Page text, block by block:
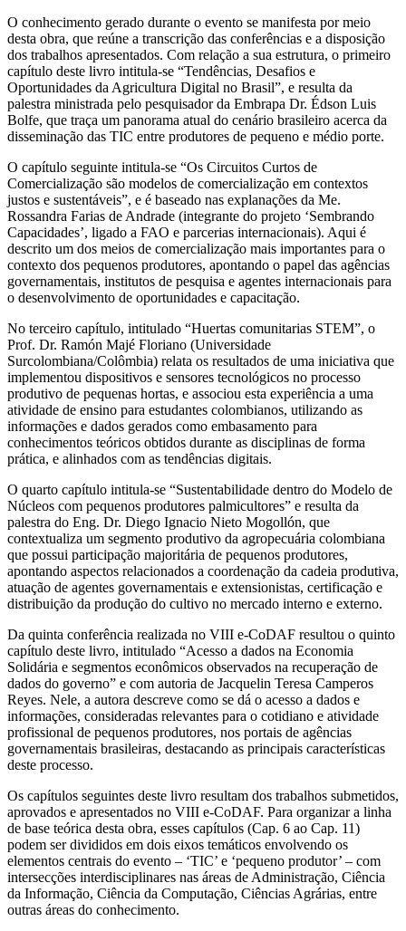
O conhecimento gerado durante o evento se manifesta por meio
desta obra, que reúne a transcrição das conferências e a disposição
dos trabalhos apresentados. Com relação a sua estrutura, o primeiro
capítulo deste livro intitula-se “Tendências, Desafios e
Oportunidades da Agricultura Digital no Brasil”, e resulta da
palestra ministrada pelo pesquisador da Embrapa Dr. Édson Luis
Bolfe, que traça um panorama atual do cenário brasileiro acerca da
disseminação das TIC entre produtores de pequeno e médio porte.
O capítulo seguinte intitula-se “Os Circuitos Curtos de
Comercialização são modelos de comercialização em contextos
justos e sustentáveis”, e é baseado nas explanações da Me.
Rossandra Farias de Andrade (integrante do projeto ‘Sembrando
Capacidades’, ligado a FAO e parcerias internacionais). Aqui é
descrito um dos meios de comercialização mais importantes para o
contexto dos pequenos produtores, apontando o papel das agências
governamentais, institutos de pesquisa e agentes internacionais para
o desenvolvimento de oportunidades e capacitação.
No terceiro capítulo, intitulado “Huertas comunitarias STEM”, o
Prof. Dr. Ramón Majé Floriano (Universidade
Surcolombiana/Colômbia) relata os resultados de uma iniciativa que
implementou dispositivos e sensores tecnológicos no processo
produtivo de pequenas hortas, e associou esta experiência a uma
atividade de ensino para estudantes colombianos, utilizando as
informações e dados gerados como embasamento para
conhecimentos teóricos obtidos durante as disciplinas de forma
prática, e alinhados com as tendências digitais.
O quarto capítulo intitula-se “Sustentabilidade dentro do Modelo de
Núcleos com pequenos produtores palmicultores” e resulta da
palestra do Eng. Dr. Diego Ignacio Nieto Mogollón, que
contextualiza um segmento produtivo da agropecuária colombiana
que possui participação majoritária de pequenos produtores,
apontando aspectos relacionados a coordenação da cadeia produtiva,
atuação de agentes governamentais e extensionistas, certificação e
distribuição da produção do cultivo no mercado interno e externo.
Da quinta conferência realizada no VIII e-CoDAF resultou o quinto
capítulo deste livro, intitulado “Acesso a dados na Economia
Solidária e segmentos econômicos observados na recuperação de
dados do governo” e com autoria de Jacquelin Teresa Camperos
Reyes. Nele, a autora descreve como se dá o acesso a dados e
informações, consideradas relevantes para o cotidiano e atividade
profissional de pequenos produtores, nos portais de agências
governamentais brasileiras, destacando as principais características
deste processo.
Os capítulos seguintes deste livro resultam dos trabalhos submetidos,
aprovados e apresentados no VIII e-CoDAF. Para organizar a linha
de base teórica desta obra, esses capítulos (Cap. 6 ao Cap. 11)
podem ser divididos em dois eixos temáticos envolvendo os
elementos centrais do evento – ‘TIC’ e ‘pequeno produtor’ – com
intersecções interdisciplinares nas áreas de Administração, Ciência
da Informação, Ciência da Computação, Ciências Agrárias, entre
outras áreas do conhecimento.